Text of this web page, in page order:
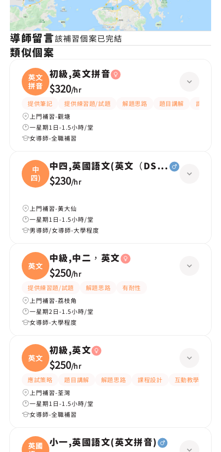
導師留言該補習個案已完結
類似個案
英文
拼音
初級,英文拼音
$320/hr
提供筆記 提供練習題/試題 解題思路 題目講解
課程設計
上門補習-觀塘
一星期1日-1.5小時/堂
女導師-全職補習
中
四)
中四,英國語文(英文（DSE所有範疇）
$230/hr
上門補習-黃大仙
一星期1日-1.5小時/堂
男導師/女導師-大學程度
英文
中級,中二，英文
$250/hr
提供練習題/試題 解題思路
有耐性
上門補習-荔枝角
一星期2日-1.5小時/堂
女導師-大學程度
英文
初級,英文
$250/hr
應試策略 題目講解 解題思路 課程設計 互動教學
上門補習-荃灣
一星期1日-1.5小時/堂
女導師-全職補習
英國
小一,英國語文(英文拼音)